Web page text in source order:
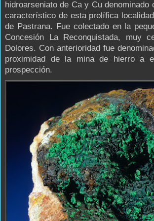
hidroarseniato de Ca y Cu denominado
característico de esta prolífica
de Pastrana. Fue colectado en la
Concesión La Reconquistada, muy
Dolores. Con anterioridad fue
proximidad de la mina de hierro a
prospección.